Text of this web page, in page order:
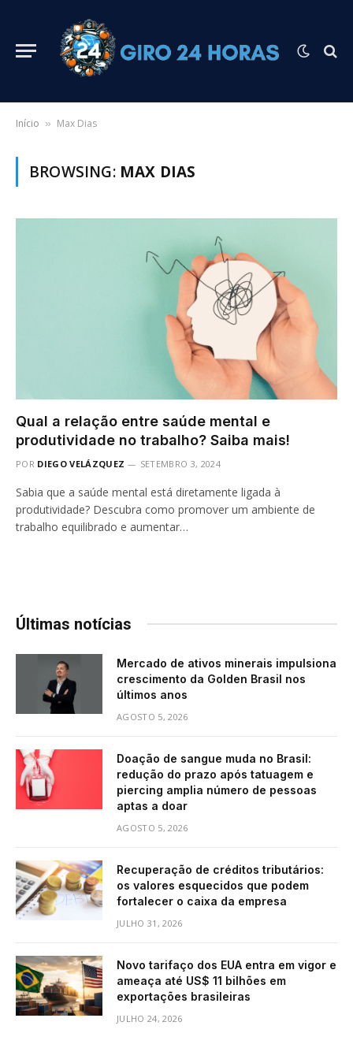
Início » Max Dias
BROWSING: MAX DIAS
Qual a relação entre saúde mental e
produtividade no trabalho? Saiba mais!
POR DIEGO VELÁZQUEZ SETEMBRO 3, 2024
Sabia que a saúde mental está diretamente ligada à
produtividade? Descubra como promover um ambiente de
trabalho equilibrado e aumentar…
Últimas notícias
Mercado de ativos minerais impulsiona
crescimento da Golden Brasil nos
últimos anos
AGOSTO 5, 2026
Doação de sangue muda no Brasil:
redução do prazo após tatuagem e
piercing amplia número de pessoas
aptas a doar
AGOSTO 5, 2026
Recuperação de créditos tributários:
os valores esquecidos que podem
fortalecer o caixa da empresa
JULHO 31, 2026
Novo tarifaço dos EUA entra em vigor e
ameaça até US$ 11 bilhões em
exportações brasileiras
JULHO 24, 2026